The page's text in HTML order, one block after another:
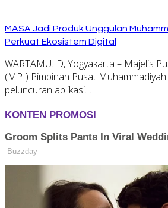
MASA Jadi Produk Unggulan
Perkuat Ekosistem Digital
WARTAMU.ID, Yogyakarta – Majelis
(MPI) Pimpinan Pusat
peluncuran aplikasi…